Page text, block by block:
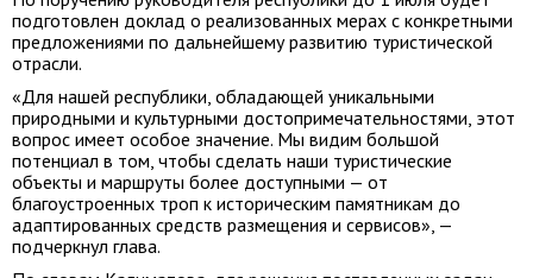
подготовлен доклад о реализованных мерах с конкретными
предложениями по дальнейшему развитию туристической
отрасли.
«Для нашей республики, обладающей уникальными
природными и культурными достопримечательностями, этот
вопрос имеет особое значение. Мы видим большой
потенциал в том, чтобы сделать наши туристические
объекты и маршруты более доступными — от
благоустроенных троп к историческим памятникам до
адаптированных средств размещения и сервисов», —
подчеркнул глава.